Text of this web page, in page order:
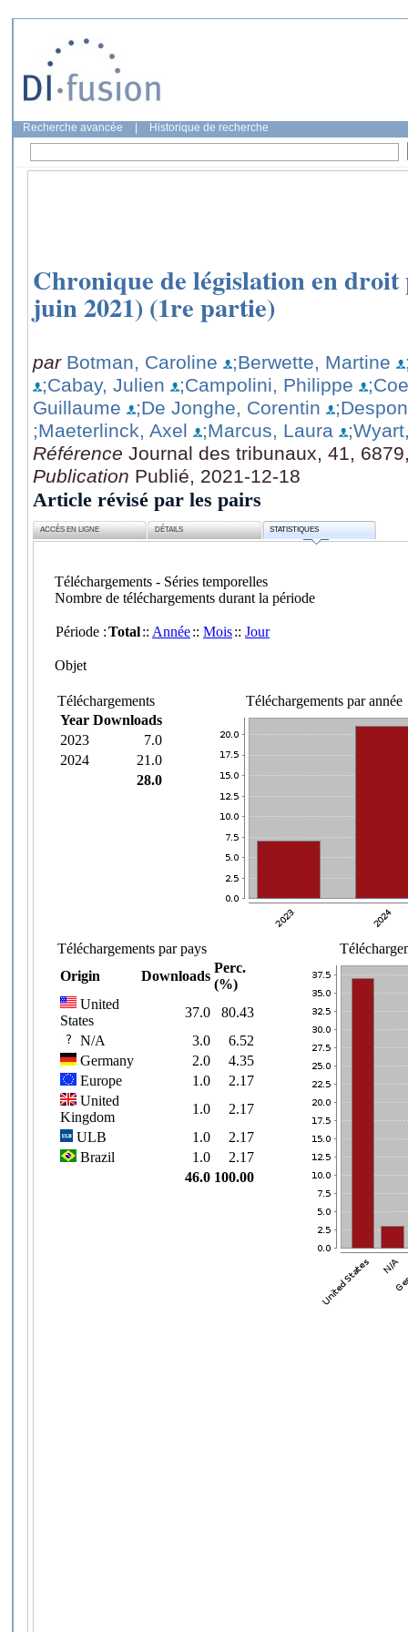
Recherche avancée Historique de recherche
Chronique de législation en
juin 2021) (1re partie)
par Botman, Caroline ;Berwette, Martine
;Cabay, Julien
;Campolini, Philippe
Guillaume
;De Jonghe, Corentin
;Maeterlinck, Axel
;Marcus, Laura
Référence Journal des tribunaux, 41,
Publication Publié, 2021-12-18
Article révisé par les pairs
ACCÈS EN LIGNE DÉTAILS STATISTIQUES